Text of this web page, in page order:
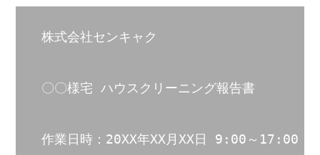
株式会社センキャク
〇〇様宅 ハウスクリーニング報告書
作業日時：20XX年XX月XX日 9:00～17:00